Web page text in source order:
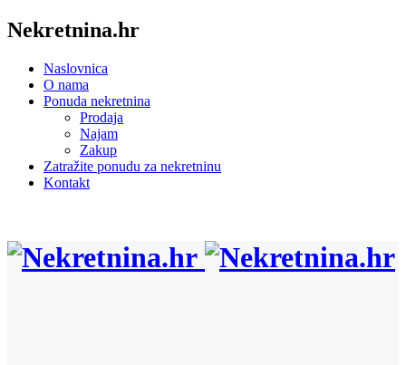
Nekretnina.hr
Naslovnica
O nama
Ponuda nekretnina
Prodaja
Najam
Zakup
Zatražite ponudu za nekretninu
Kontakt